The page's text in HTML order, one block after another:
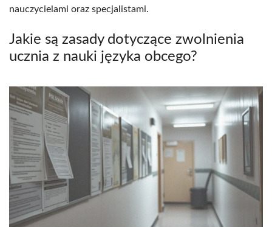
nauczycielami oraz specjalistami.
Jakie są zasady dotyczące zwolnienia
ucznia z nauki języka obcego?